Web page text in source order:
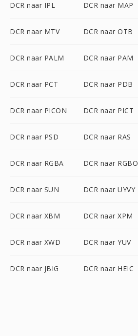
DCR naar IPL DCR naar MAP
DCR naar MTV DCR naar OTB
DCR naar PALM DCR naar PAM
DCR naar PCT DCR naar PDB
DCR naar PICON DCR naar PICT
DCR naar PSD DCR naar RAS
DCR naar RGBA DCR naar RGBO
DCR naar SUN DCR naar UYVY
DCR naar XBM DCR naar XPM
DCR naar XWD DCR naar YUV
DCR naar JBIG DCR naar HEIC